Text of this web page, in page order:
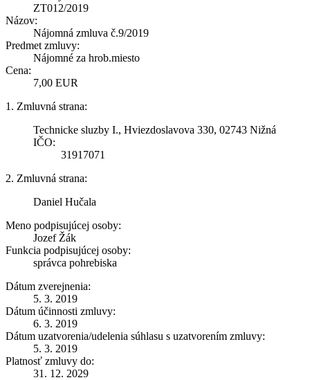
ZT012/2019
Názov:
Nájomná zmluva č.9/2019
Predmet zmluvy:
Nájomné za hrob.miesto
Cena:
7,00 EUR
1. Zmluvná strana:
Technicke sluzby I., Hviezdoslavova 330, 02743 Nižná
IČO:
31917071
2. Zmluvná strana:
Daniel Hučala
Meno podpisujúcej osoby:
Jozef Žák
Funkcia podpisujúcej osoby:
správca pohrebiska
Dátum zverejnenia:
5. 3. 2019
Dátum účinnosti zmluvy:
6. 3. 2019
Dátum uzatvorenia/udelenia súhlasu s uzatvorením zmluvy:
5. 3. 2019
Platnosť zmluvy do:
31. 12. 2029